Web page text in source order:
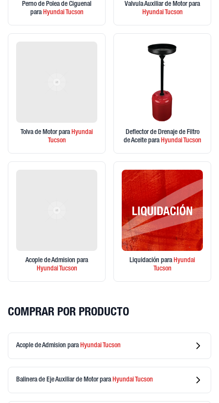
Perno de Polea de Ciguenal
paraHyundaiTucson
Valvula Auxiliar de Motor para
HyundaiTucson
Tolva de Motor paraHyundai
Tucson
Deflector de Drenaje de Filtro
de Aceite paraHyundaiTucson
Acople de Admision para
HyundaiTucson
Liquidación paraHyundai
Tucson
COMPRAR POR PRODUCTO
Acople de Admision para HyundaiTucson
Balinera de Eje Auxiliar de Motorpara HyundaiTucson